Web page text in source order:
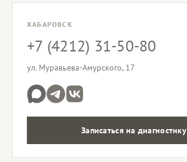
ХАБАРОВСК
+7 (4212) 31-50-80
ул. Муравьева-Амурского, 17
Записаться на диагностику